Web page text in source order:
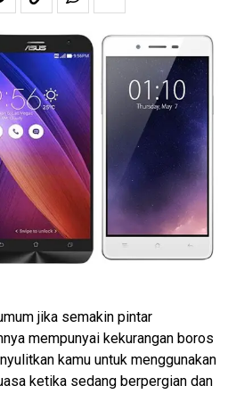
jika semakin pintar
mempunyai kekurangan boros
kamu untuk menggunakan
ketika sedang berpergian dan